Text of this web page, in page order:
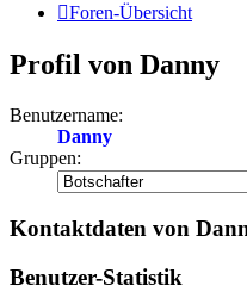
Foren-Übersicht
Profil von Danny
Benutzername:
Danny
Gruppen:
Kontaktdaten von
Benutzer-Statistik